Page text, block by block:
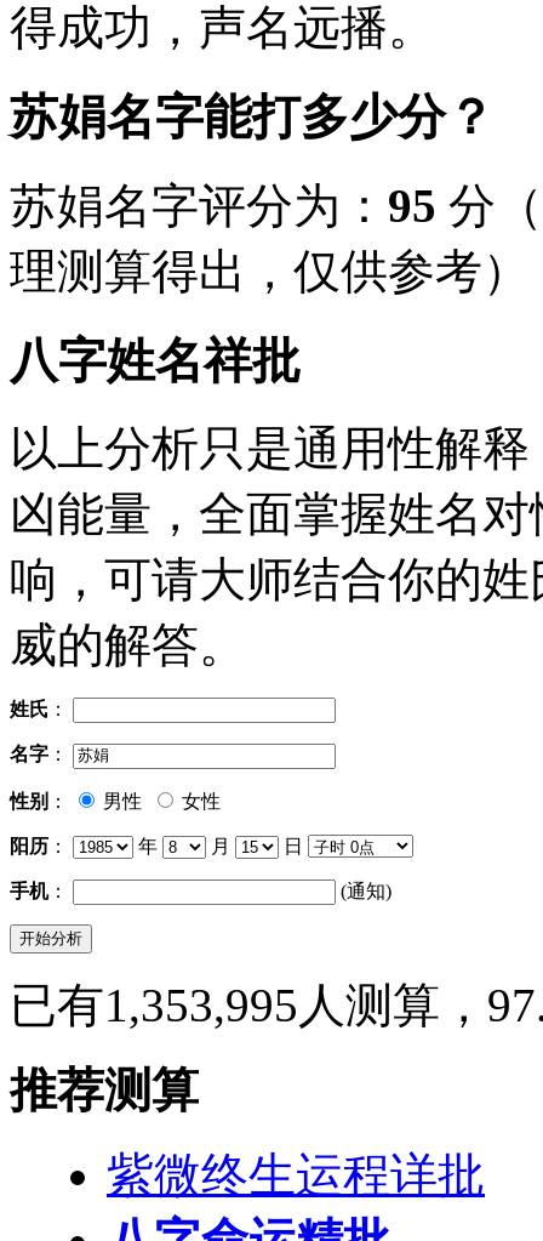
得成功，声名远播。
苏娟名字能打多少分？
苏娟名字评分为： 95 分
理测算得出，仅供参考）
八字姓名祥批
以上分析只是通用性解
凶能量，全面掌握姓名
响，可请大师结合你的
威的解答。
姓氏 ：
名字 ：
性别 ： 男性 女性
阳历 ： 年 月 日
手机： (通知)
已有1,353,995人测算，
推荐测算
紫微终生运程详批